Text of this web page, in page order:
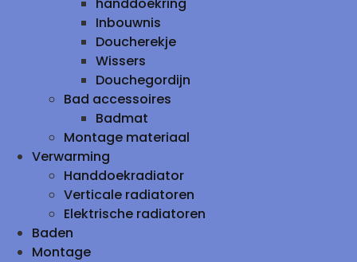
Inbouwnis
Doucherekje
Wissers
Douchegordijn
Bad accessoires
Badmat
Montage materiaal
Verwarming
Handdoekradiator
Verticale radiatoren
Elektrische radiatoren
Baden
Montage